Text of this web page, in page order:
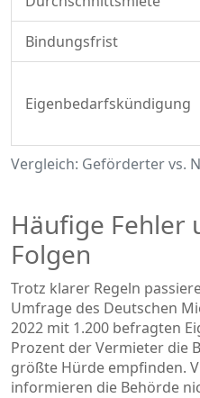
Vergleich: Geförderter vs.
Bindungsfrist
Eigenbedarfskündigung
Häufige Fehler
Folgen
Trotz klarer Regeln
Umfrage des Deutschen
2022 mit 1.200 befragten
Prozent der Vermieter die
größte Hürde empfinden.
informieren die Behörde